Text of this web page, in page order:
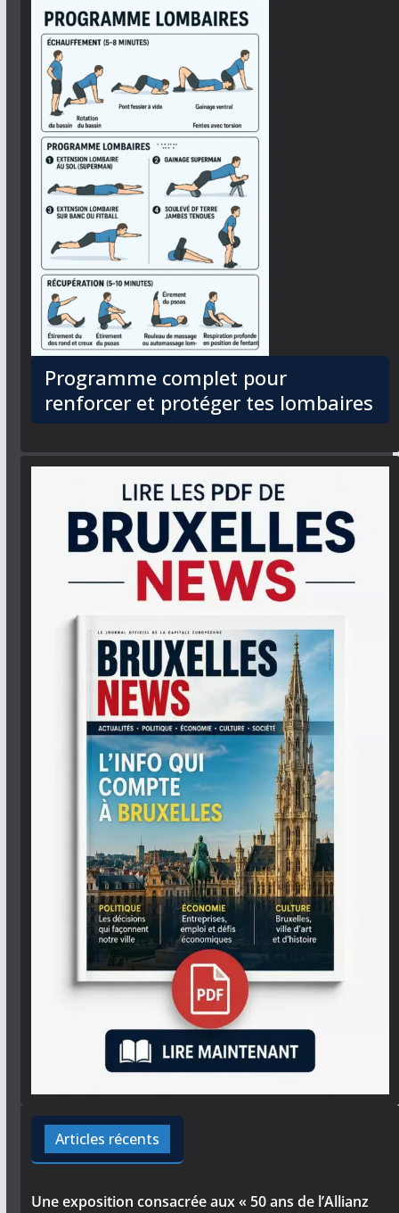
Programme complet pour
renforcer et protéger tes lombaires
Articles récents
Une exposition consacrée aux « 50 ans de l’Allianz